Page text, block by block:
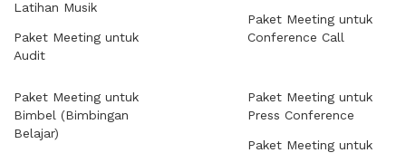
Latihan Musik
Paket Meeting untuk
Audit
Paket Meeting untuk
Conference Call
Paket Meeting untuk
Bimbel (Bimbingan
Belajar)
Paket Meeting untuk
Press Conference
Paket Meeting untuk